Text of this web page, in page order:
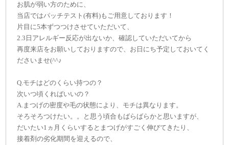
お肌が弱い方のために、
当店ではパッチテスト(有料)もご用意しております！
片目に5本ずつつけさせていただいて、
2.3日アレルギー反応が出ないか、確認していただいてから
再度来店をお願いしておりますので、お日にち予定しておいてく
ださいませ(^^♪
Q.モチはどのくらい持つの？
次いつ頃くればいいの？
A.まつげの密度や毛の状態により、モチは異なります。
そろそろつけたい。。と思う頃合もばらばらかと思いますが、
だいたい1ヵ月くらいするとまつげがすごく伸びてきたり、
接着剤の劣化期間を迎えるので、